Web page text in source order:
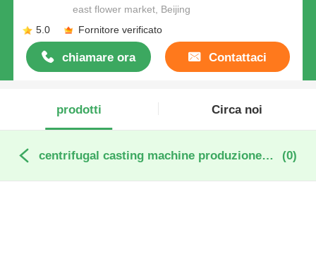
east flower market, Beijing
5.0
Fornitore verificato
chiamare ora Contattaci
prodotti Circa noi
centrifugal casting machine produzione online (0)